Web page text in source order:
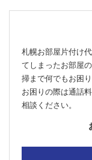
札幌お部屋片付け
てしまったお部屋
掃まで何でもお困
お困りの際は通話
相談ください。